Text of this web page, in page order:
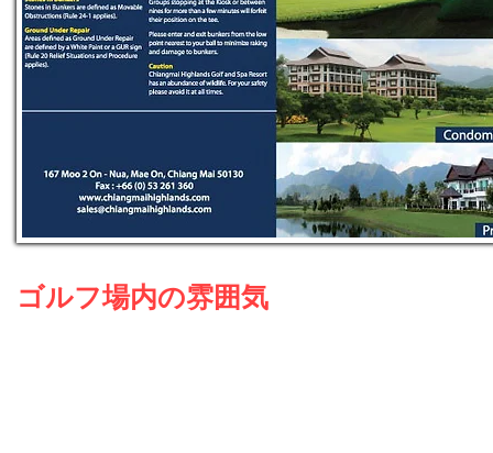
ゴルフ場内の雰囲気